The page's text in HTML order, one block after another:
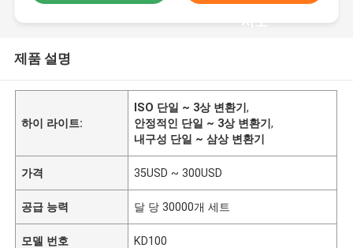
시오
제품 설명
하이 라이트:
ISO 단일 ~ 3상 변환기,
안정적인 단일 ~ 3상 변환기,
내구성 단일 ~ 삼상 변환기
가격 35USD ~ 300USD
공급 능력 달 당 30000개 세트
모델 번호 KD100